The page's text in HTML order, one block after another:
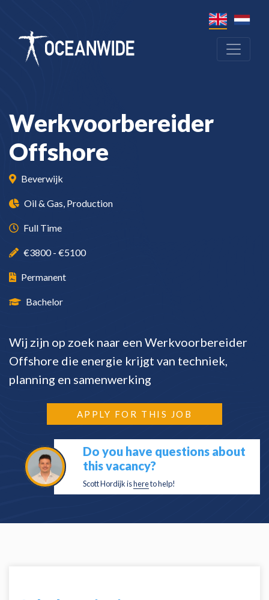
Werkvoorbereider
Offshore
Beverwijk
Oil & Gas, Production
Full Time
€3800 - €5100
Permanent
Bachelor
Wij zijn op zoek naar een Werkvoorbereider
Offshore die energie krijgt van techniek,
planning en samenwerking
APPLY FOR THIS JOB
Do you have questions about
this vacancy?
Scott Hordijk ishereto help!